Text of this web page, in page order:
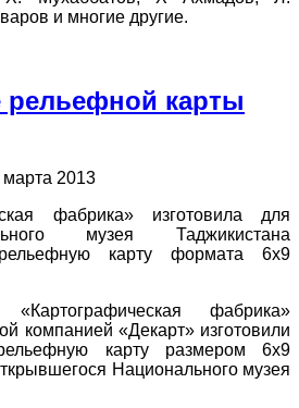
и многие другие.
рельефной карты
2013
фабрика» изготовила для
музея Таджикистана
карту формата 6х9
фабрика»
компанией «Декарт» изготовили
карту размером 6х9
Национального музея